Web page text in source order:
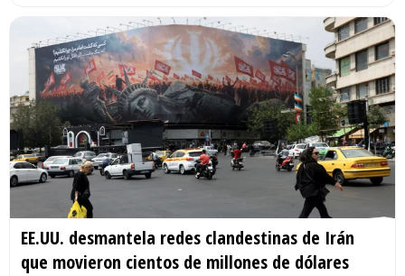
EE.UU. desmantela redes clandestinas de Irán
que movieron cientos de millones de dólares